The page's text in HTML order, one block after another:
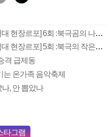
[2026 부산청소년극지체험탐험대 현장르포] 6회 :북극곰의 나라, 마을 밖으로 나갈 때는 총을 챙겨야
[2026 부산청소년극지체험탐험대 현장르포] 5회 :북극의 작은 사냥꾼
격 급제동
온가족 음악축제
, 안 뽑았나
타그램